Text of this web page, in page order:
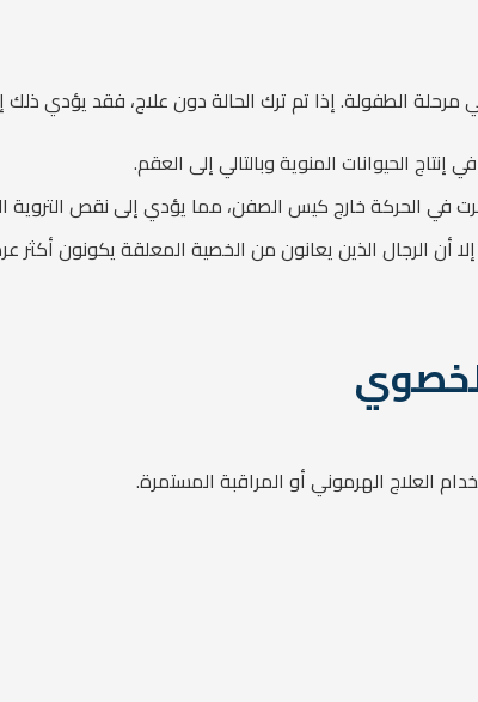
الطفولة. إذا تم ترك الحالة دون علاج، فقد يؤدي
الحيوانات المنوية وبالتالي إلى العقم.
في الحركة خارج كيس الصفن، مما يؤدي إلى نقص
أن الرجال الذين يعانون من الخصية المعلقة يكونون
العلاج الهرموني أو المراقبة المستمرة.